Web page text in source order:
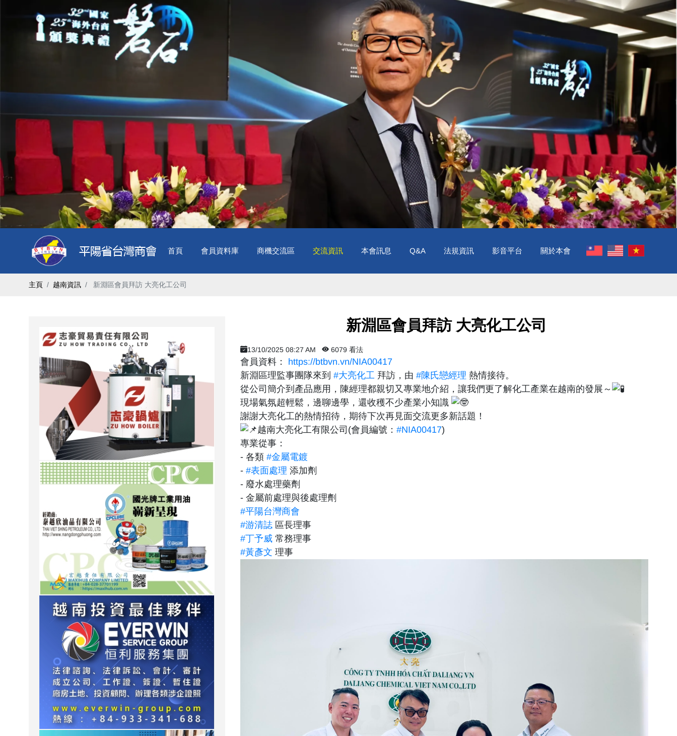
首頁 會員資料庫 商機交流區 交流資訊 本會訊息 Q&A 法規資訊 影音平台 關於本會
主頁 越南資訊 ​ 新淵區會員拜訪 大亮化工公司
​ 新淵區會員拜訪 大亮化工公司
13/10/2025 08:27 AM 6079 看法
會員資料： https://btbvn.vn/NIA00417
新淵區理監事團隊來到 #大亮化工 拜訪，由 #陳氏戀經理 熱情接待。
從公司簡介到產品應用，陳經理都親切又專業地介紹，讓我們更了解化工產業在越南的發展～
現場氣氛超輕鬆，邊聊邊學，還收穫不少產業小知識
謝謝大亮化工的熱情招待，期待下次再見面交流更多新話題！
越南大亮化工有限公司(會員編號： #NIA00417)
專業從事：
- 各類 #金屬電鍍
- #表面處理 添加劑
- 廢水處理藥劑
- 金屬前處理與後處理劑
#平陽台灣商會
#游清誌 區長理事
#丁予威 常務理事
#黃彥文 理事